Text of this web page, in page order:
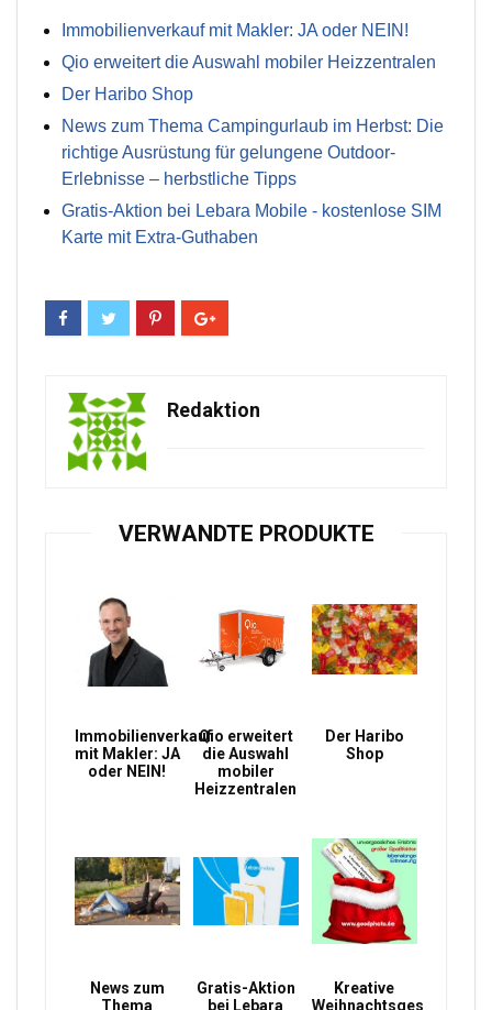
Immobilienverkauf mit Makler: JA oder NEIN!
Qio erweitert die Auswahl mobiler Heizzentralen
Der Haribo Shop
News zum Thema Campingurlaub im Herbst: Die
richtige Ausrüstung für gelungene Outdoor-
Erlebnisse – herbstliche Tipps
Gratis-Aktion bei Lebara Mobile - kostenlose SIM
Karte mit Extra-Guthaben
Redaktion
VERWANDTE PRODUKTE
Immobilienverkauf
mit Makler: JA
oder NEIN!
Qio erweitert
die Auswahl
mobiler
Heizzentralen
Der Haribo
Shop
News zum
Thema
Gratis-Aktion
bei Lebara
Kreative
Weihnachtsgeschenke